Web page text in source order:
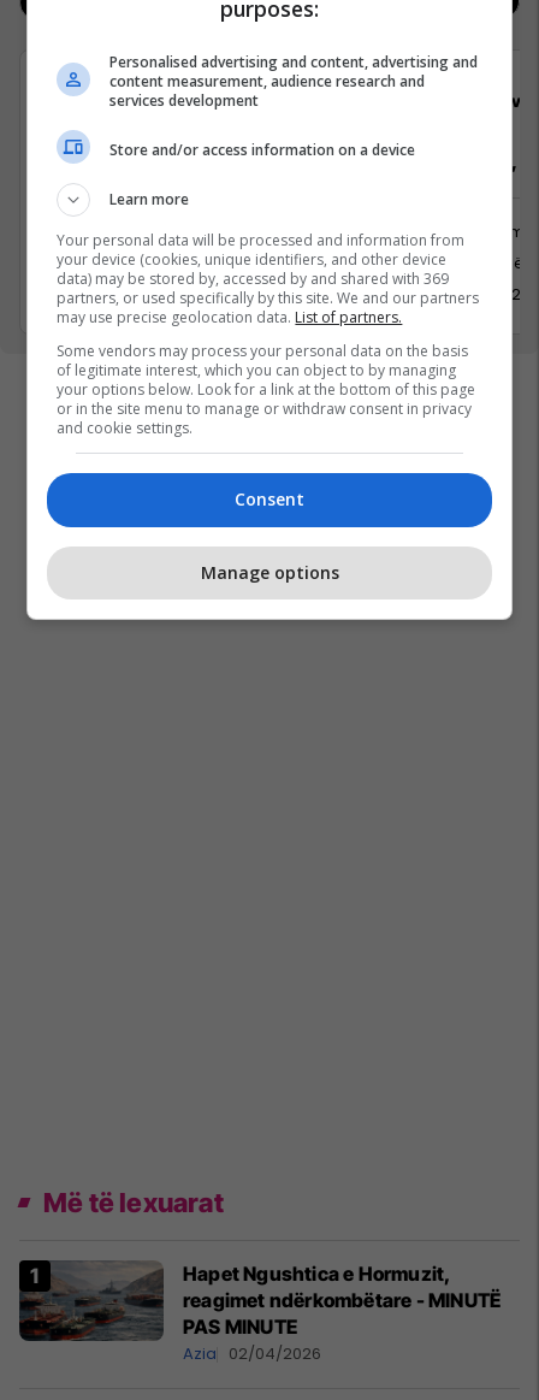
Viva Fresh Store
Arkatare, Sektorist/e
Shërbime te Klientëve
Gjilan
30 Prill 2026
Arkatare,
Shërbime
Prishtinë
30 Prill
Më të lexuarat
Hapet Ngushtica e Hormuzit,
reagimet ndërkombëtare - MINUTË
PAS MINUTE
Azia 02/04/2026
purposes:
Personalised advertising and content, advertising and
content measurement, audience research and
services development
Store and/or access information on a device
Learn more
Your personal data will be processed and information from
your device (cookies, unique identifiers, and other device
data) may be stored by, accessed by and shared with 369
partners, or used specifically by this site. We and our partners
may use precise geolocation data. List of partners.
Some vendors may process your personal data on the basis
of legitimate interest, which you can object to by managing
your options below. Look for a link at the bottom of this page
or in the site menu to manage or withdraw consent in privacy
and cookie settings.
Consent
Manage options